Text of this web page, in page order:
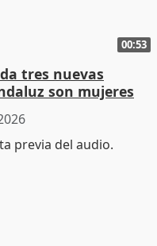
00:53
tres nuevas
son mujeres